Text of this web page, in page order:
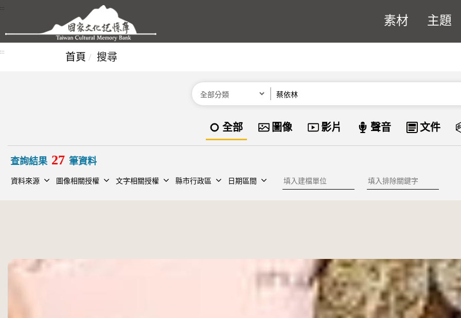
跳到主要內容區塊
:::
素材 主題
::: 首頁 搜尋
分類
資料類型
全部 圖像 影片 聲音 文件
查詢結果 27 筆資料
資料來源 圖像相關授權 文字相關授權 縣市行政區 日期區間 建檔單位 排除關鍵字